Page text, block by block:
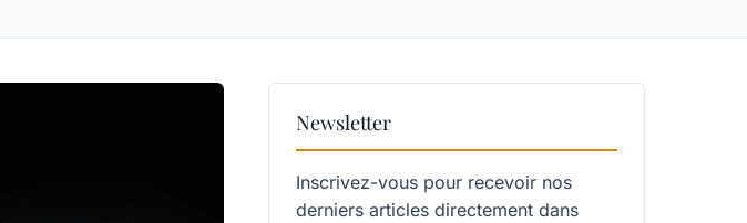
Newsletter
Inscrivez-vous pour recevoir nos
derniers articles directement dans